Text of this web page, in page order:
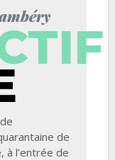
de
notre
ce
de
à l’entrée de